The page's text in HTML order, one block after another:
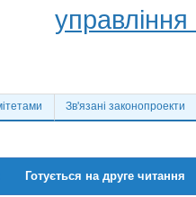
Зв'язані законопроекти
Готується на друге читання